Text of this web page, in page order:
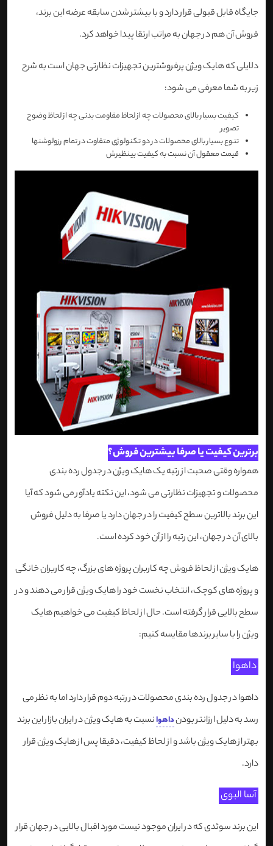
جایگاه قابل قبولی قرار دارد و با بیشتر شدن سابقه عرضه این برند،
فروش آن هم در جهان به مراتب ارتقا پیدا خواهد کرد.
دلایلی که هایک ویژن پرفروشترین تجهیزات نظارتی جهان است به شرح
زیر به شما معرفی می شود:
کیفیت بسیار بالای محصولات چه از لحاظ مقاومت بدنی چه از لحاظ وضوح
تصویر
تنوع بسیار بالای محصولات در دو تکنولوژی متفاوت در تمام رزولوشنها
قیمت معقول آن نسبت به کیفیت بینظیرش
برترین کیفیت یا صرفا بیشترین فروش؟
همواره وقتی صحبت از رتبه یک هایک ویژن در جدول رده بندی
محصولات و تجهیزات نظارتی می شود، این نکته یادآور می شود که آیا
این برند بالاترین سطح کیفیت را در جهان دارد یا صرفا به دلیل فروش
بالای آن در جهان، این رتبه را از آن خود کرده است.
هایک ویژن از لحاظ فروش چه کاربران پروژه های بزرگ، چه کاربران خانگی
و پروژه های کوچک، انتخاب نخست خود را هایک ویژن قرار می دهند و در
سطح بالایی قرار گرفته است. حال از لحاظ کیفیت می خواهیم هایک
ویژن را با سایر برندها مقایسه کنیم:
داهوا
داهوا در جدول رده بندی محصولات در رتبه دوم قرار دارد اما به نظر می
رسد به دلیل ارزانتر بودنداهوانسبت به هایک ویژن در ایران بازار این برند
بهتر از هایک ویژن باشد و از لحاظ کیفیت، دقیقا پس از هایک ویژن قرار
دارد.
آسا البوی
این برند سوئدی که در ایران موجود نیست مورد اقبال بالایی در جهان قرار